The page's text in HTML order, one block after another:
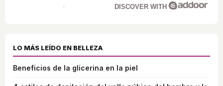
DISCOVER WITH
LO MÁS LEÍDO EN BELLEZA
Beneficios de la glicerina en la piel